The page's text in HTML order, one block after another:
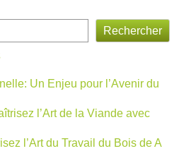
Rechercher
Un Enjeu pour l’Avenir du
l’Art de la Viande avec
l’Art du Travail du Bois de A